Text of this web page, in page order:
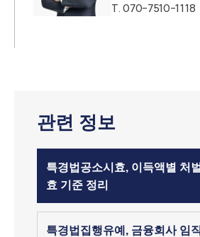
T.070-7510-1118
관련 정보
특경법공소시효, 이득액별 처
효 기준 정리
특경법집행유예, 금융회사 임